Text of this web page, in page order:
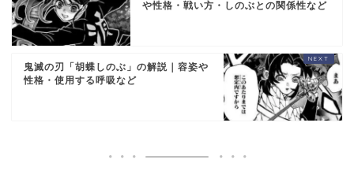
や性格・戦い方・しのぶとの関係性など
鬼滅の刃「胡蝶しのぶ」の解説｜容姿や
性格・使用する呼吸など